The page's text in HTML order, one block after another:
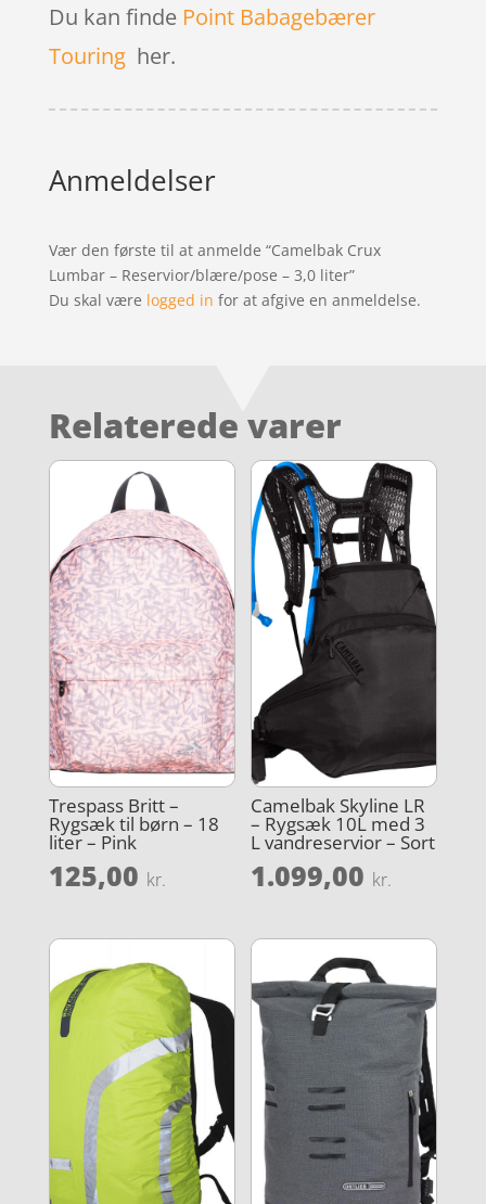
Du kan finde Point Babagebærer
Touringher.
Anmeldelser
Vær den første til at anmelde “Camelbak Crux
Lumbar – Reservior/blære/pose – 3,0 liter”
Du skal være logged in for at afgive en anmeldelse.
Relaterede varer
Trespass Britt –
Rygsæk til børn – 18
liter – Pink
125,00 kr.
Camelbak Skyline LR
– Rygsæk 10L med 3
L vandreservior – Sort
1.099,00 kr.